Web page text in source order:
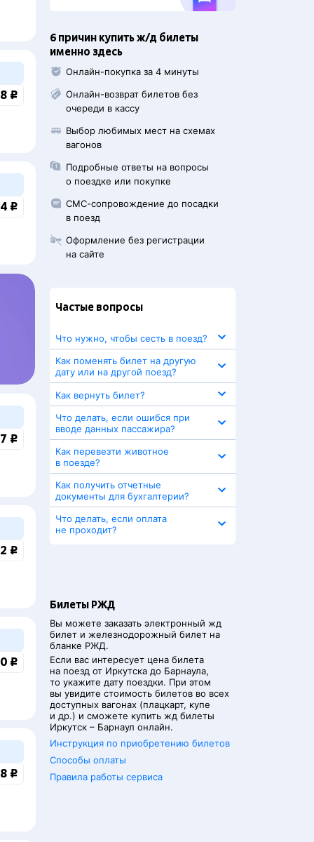
₽
₽
₽
₽
₽
₽
6 причин купить ж/д билеты
именно здесь
Онлайн-покупка за 4 минуты
Онлайн-возврат билетов без
очереди в кассу
Выбор любимых мест на схемах
вагонов
Подробные ответы на вопросы
о поездке или покупке
СМС-сопровождение до посадки
в поезд
Оформление без регистрации
на сайте
Частые вопросы
Что нужно, чтобы сесть в поезд?
Как поменять билет на другую
дату или на другой поезд?
Как вернуть билет?
Что делать, если ошибся при
вводе данных пассажира?
Как перевезти животное
в поезде?
Как получить отчетные
документы для бухгалтерии?
Что делать, если оплата
не проходит?
Билеты РЖД
Вы можете заказать электронный жд
билет и железнодорожный билет на
бланке РЖД.
Если вас интересует цена билета
на поезд от Иркутска до Барнаула,
то укажите дату поездки. При этом
вы увидите стоимость билетов во всех
доступных вагонах (плацкарт, купе
и др.) и сможете купить жд билеты
Иркутск – Барнаул онлайн.
Инструкция по приобретению билетов
Способы оплаты
Правила работы сервиса